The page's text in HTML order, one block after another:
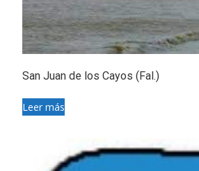
San Juan de los Cayos (Fal.)
Leer más